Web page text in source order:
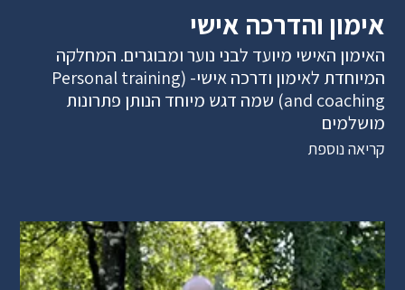
אימון והדרכה אישי
האימון האישי מיועד לבני נוער ומבוגרים. המחלקה
המיוחדת לאימון ודרכה אישי- (Personal training
and coaching) שמה דגש מיוחד הנותן פתרונות
מושלמים
קריאה נוספת